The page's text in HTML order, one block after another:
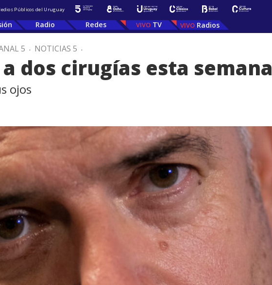
Públicos del Uruguay
Radio Redes TV Radios
5 . NOTICIAS 5 .
dos cirugías esta semana
ojos